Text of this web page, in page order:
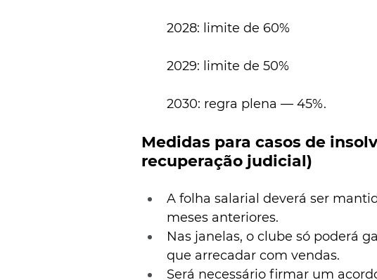
2028: limite de 60%
2029: limite de 50%
2030: regra plena — 45%.
Medidas para casos de
recuperação judicial)
A folha salarial deverá ser
meses anteriores.
Nas janelas, o clube só poderá
que arrecadar com vendas.
Será necessário firmar um